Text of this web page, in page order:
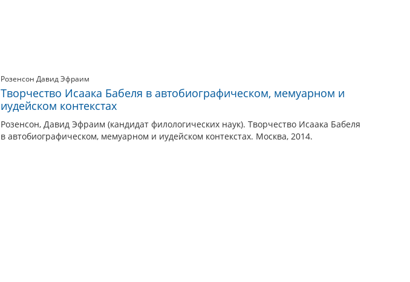
Розенсон Давид Эфраим
Творчество Исаака Бабеля в автобиографическом, мемуарном и
иудейском контекстах
Розенсон, Давид Эфраим (кандидат филологических наук). Творчество Исаака Бабеля
в автобиографическом, мемуарном и иудейском контекстах. Москва, 2014.